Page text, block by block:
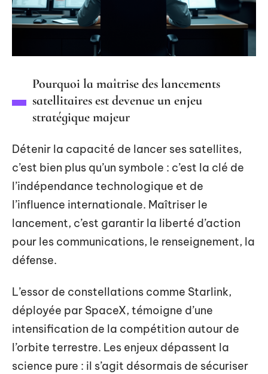
Pourquoi la maîtrise des lancements
satellitaires est devenue un enjeu
stratégique majeur
Détenir la capacité de lancer ses satellites,
c’est bien plus qu’un symbole : c’est la clé de
l’indépendance technologique et de
l’influence internationale. Maîtriser le
lancement, c’est garantir la liberté d’action
pour les communications, le renseignement, la
défense.
L’essor de constellations comme Starlink,
déployée par SpaceX, témoigne d’une
intensification de la compétition autour de
l’orbite terrestre. Les enjeux dépassent la
science pure : il s’agit désormais de sécuriser